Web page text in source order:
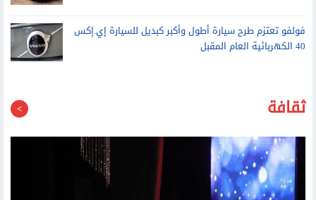
فولفو تعتزم طرح سيارة أطول وأكبر كبديل للسيارة إي.إكس
40 الكهربائية العام المقبل
ثقافة